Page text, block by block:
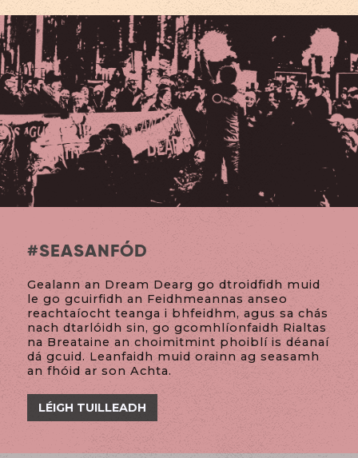
#SEASANFÓD
Gealann an Dream Dearg go dtroidfidh muid
le go gcuirfidh an Feidhmeannas anseo
reachtaíocht teanga i bhfeidhm, agus sa chás
nach dtarlóidh sin, go gcomhlíonfaidh Rialtas
na Breataine an choimitmint phoiblí is déanaí
dá gcuid. Leanfaidh muid orainn ag seasamh
an fhóid ar son Achta.
LÉIGH TUILLEADH